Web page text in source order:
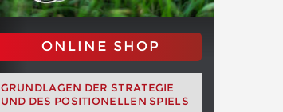
ONLINE SHOP
GRUNDLAGEN DER STRATEGIE
UND DES POSITIONELLEN SPIELS